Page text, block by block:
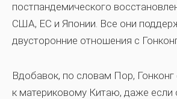
постпандемического
США, ЕС и Японии. Все они
двусторонние отношения с
Вдобавок, по словам Пор, Гонконг
к материковому Китаю, даже если